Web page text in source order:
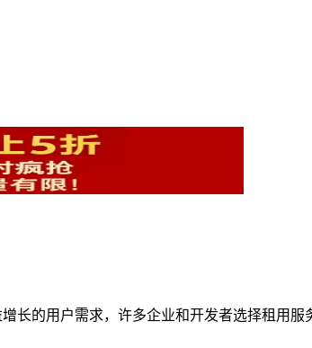
长的用户需求，许多企业和开发者选择租用